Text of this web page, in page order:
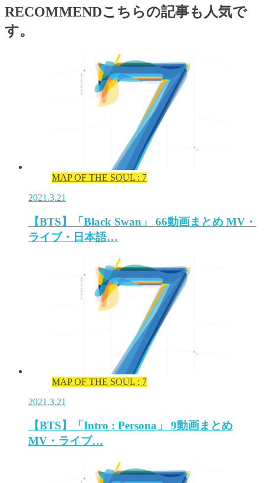
RECOMMENDこちらの記事も人気で
す。
MAP OF THE SOUL : 7
2021.3.21
【BTS】「Black Swan」 66動画まとめ MV・
ライブ・日本語…
MAP OF THE SOUL : 7
2021.3.21
【BTS】「Intro : Persona」 9動画まとめ
MV・ライブ…